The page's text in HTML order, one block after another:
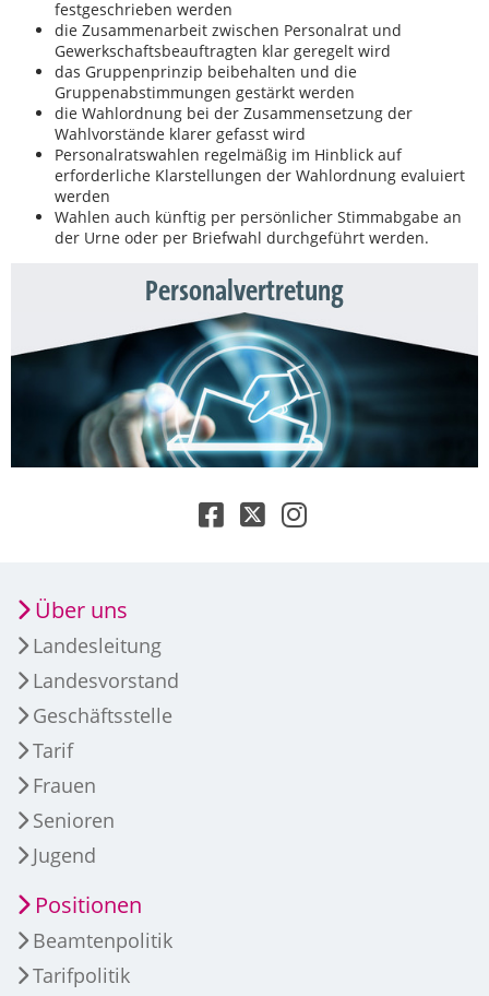
festgeschrieben werden
die Zusammenarbeit zwischen Personalrat und
Gewerkschaftsbeauftragten klar geregelt wird
das Gruppenprinzip beibehalten und die
Gruppenabstimmungen gestärkt werden
die Wahlordnung bei der Zusammensetzung der
Wahlvorstände klarer gefasst wird
Personalratswahlen regelmäßig im Hinblick auf
erforderliche Klarstellungen der Wahlordnung evaluiert
werden
Wahlen auch künftig per persönlicher Stimmabgabe an
der Urne oder per Briefwahl durchgeführt werden.
Personalvertretung
Über uns
Landesleitung
Landesvorstand
Geschäftsstelle
Tarif
Frauen
Senioren
Jugend
Positionen
Beamtenpolitik
Tarifpolitik